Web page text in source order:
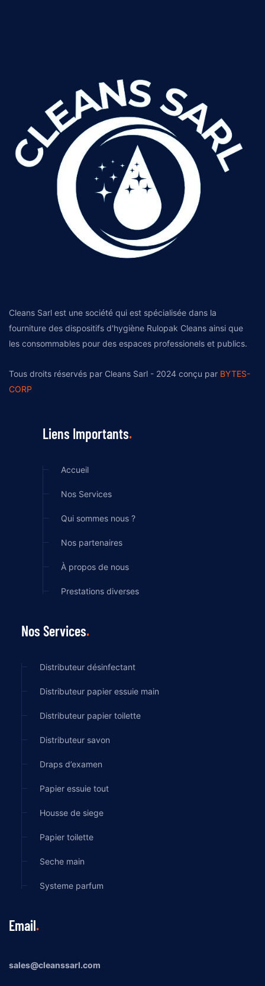
Cleans Sarl est une société qui est spécialisée dans la
fourniture des dispositifs d'hygiène Rulopak Cleans ainsi que
les consommables pour des espaces professionels et publics.
Tous droits réservés par Cleans Sarl - 2024 conçu par BYTES-
CORP
Liens Importants
Accueil
Nos Services
Qui sommes nous ?
Nos partenaires
À propos de nous
Prestations diverses
Nos Services
Distributeur désinfectant
Distributeur papier essuie main
Distributeur papier toilette
Distributeur savon
Draps d’examen
Papier essuie tout
Housse de siege
Papier toilette
Seche main
Systeme parfum
Email
sales@cleanssarl.com